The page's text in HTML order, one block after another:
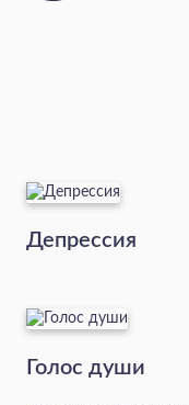
Депрессия
Голос души